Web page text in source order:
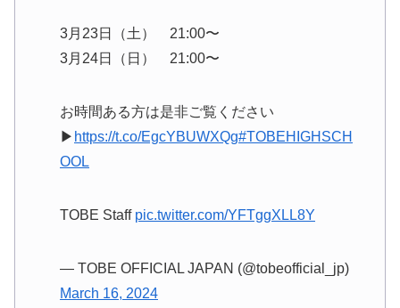
3月23日（土） 21:00〜
3月24日（日） 21:00〜
お時間ある方は是非ご覧ください
▶ https://t.co/EgcYBUWXQg#TOBEHIGHSCH
OOL
TOBE Staff pic.twitter.com/YFTggXLL8Y
— TOBE OFFICIAL JAPAN (@tobeofficial_jp)
March 16, 2024